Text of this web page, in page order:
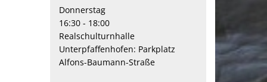
Donnerstag
16:30 - 18:00
Realschulturnhalle
Unterpfaffenhofen: Parkplatz
Alfons-Baumann-Straße